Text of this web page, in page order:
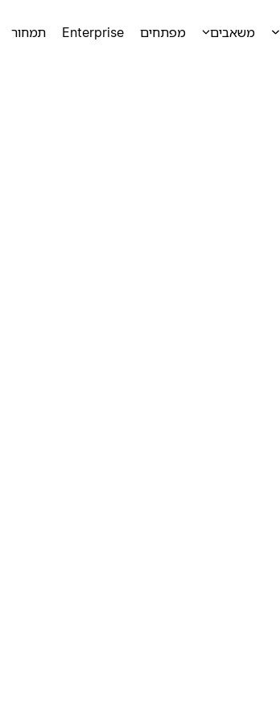
משאבים מפתחים Enterprise תמחור